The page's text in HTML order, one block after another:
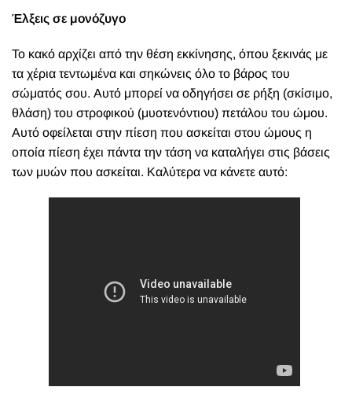
Έλξεις σε μονόζυγο
Το κακό αρχίζει από την θέση εκκίνησης, όπου ξεκινάς με
τα χέρια τεντωμένα και σηκώνεις όλο το βάρος του
σώματός σου. Αυτό μπορεί να οδηγήσει σε ρήξη (σκίσιμο,
θλάση) του στροφικού (μυοτενόντιου) πετάλου του ώμου.
Αυτό οφείλεται στην πίεση που ασκείται στου ώμους η
οποία πίεση έχει πάντα την τάση να καταλήγει στις βάσεις
των μυών που ασκείται. Καλύτερα να κάνετε αυτό: